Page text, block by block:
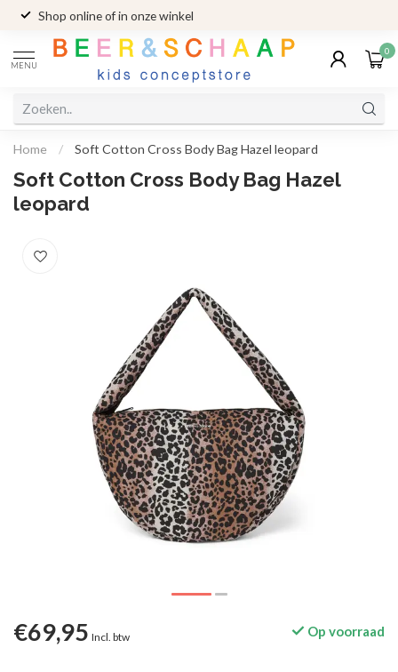
Shop online of in onze winkel
MENU
0
Home / Soft Cotton Cross Body Bag Hazel leopard
Soft Cotton Cross Body Bag Hazel
leopard
€69,95 Incl. btw Op voorraad